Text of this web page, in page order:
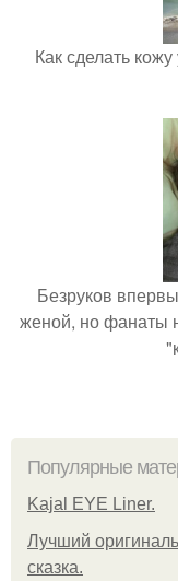
Как сделать
Безруков
женой, но фанаты
Популярные
Kajal EYE Liner.
Лучший
сказка.